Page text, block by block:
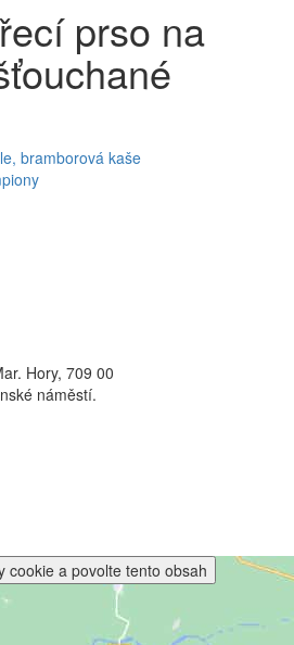
prso na
bramborová kaše
Hory, 709 00
náměstí.
cookie a povolte tento obsah